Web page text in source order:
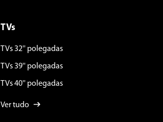
TVs
TVs 32'' polegadas
TVs 39'' polegadas
TVs 40'' polegadas
Ver tudo